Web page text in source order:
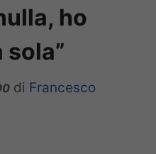
ho
di Francesco